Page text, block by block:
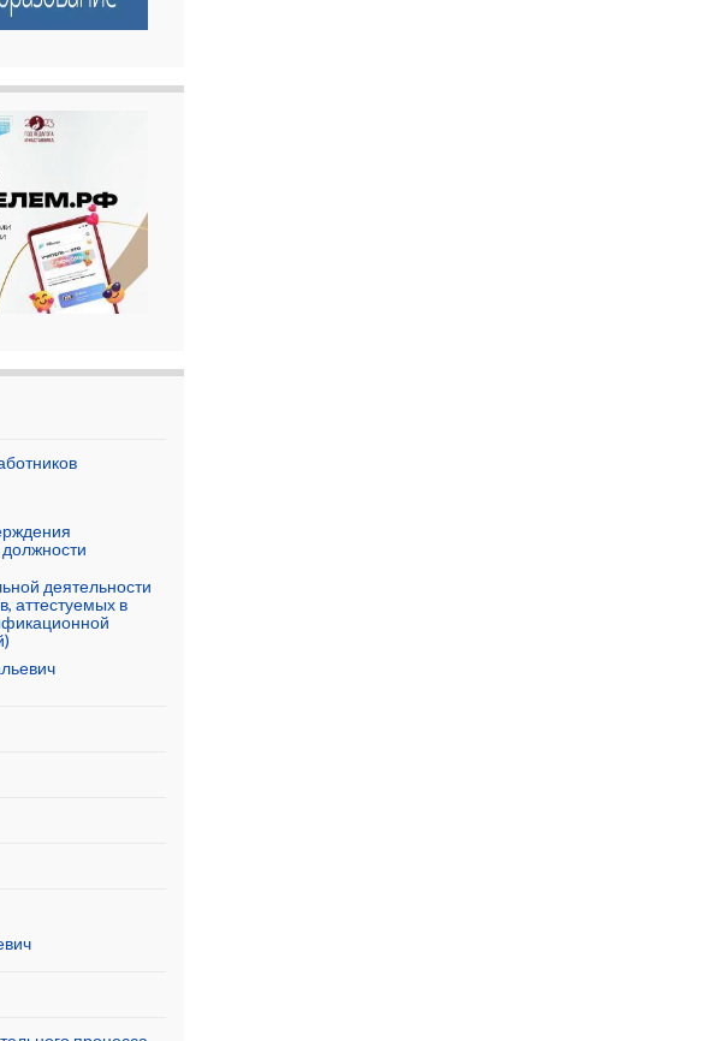
деятельности
аттестуемых в